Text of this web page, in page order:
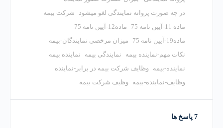
در چه صورت پروانه نمایندگی لغو میشود
شرکت بیمه
ماده 11-آیین نامه 75
ماده12-آیین نامه 75
ماده19-آیین نامه 75
میزان مرخصی نمایندگان-بیمه
نکات مهم-نماینده بیمه
نمایندگی بیمه
نماینده بیمه
نماینده-بیمه
وظایف شرکت بیمه در برابر-نماینده
وظایف-نماینده-بیمه
وظیف شرکت بیمه
7 پاسخ ها